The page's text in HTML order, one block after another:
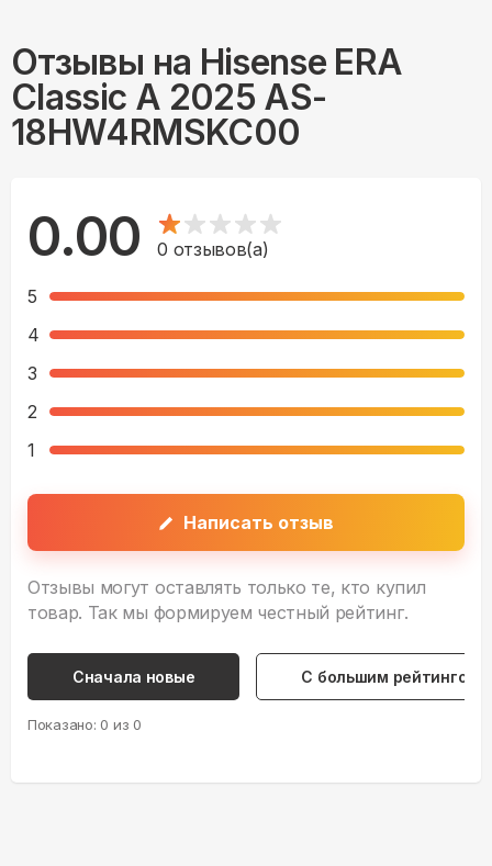
Отзывы на Hisense ERA
Classic A 2025 AS-
18HW4RMSKC00
0.00 0 отзывов(а)
5
4
3
2
1
Написать отзыв
Отзывы могут оставлять только те, кто купил
товар. Так мы формируем честный рейтинг.
Сначала новые С большим рейтингом
Показано: 0 из 0